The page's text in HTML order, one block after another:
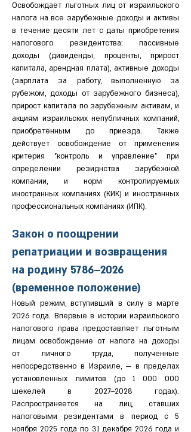
Освобождает льготных лиц от израильского
налога на все зарубежные доходы и активы
в течение десяти лет с даты приобретения
налогового резидентства: пассивные
доходы (дивиденды, проценты, прирост
капитала, арендная плата), активные доходы
(зарплата за работу, выполненную за
рубежом, доходы от зарубежного бизнеса),
прирост капитала по зарубежным активам, и
акциям израильских непубличных компаний,
приобретённым до приезда. Также
действует освобождение от применения
критерия "контроль и управление" при
определении резиднства зарубежной
компании, и норм контролируемых
иностранных компаниях (КИК) и иностранных
профессиональных компаниях (ИПК).
Закон о поощрении
репатриации и возвращения
на родину 5786–2026
(временное положение)
Новый режим, вступивший в силу в марте
2026 года. Впервые в истории израильского
налогового права предоставляет льготным
лицам освобождение от налога на доходы
от личного труда, полученные
непосредственно в Израиле, — в пределах
установленных лимитов (до 1 000 000
шекелей в 2027–2028 годах).
Распространяется на лиц, ставших
налоговыми резидентами в период с 5
ноября 2025 года по 31 декабря 2026 года и